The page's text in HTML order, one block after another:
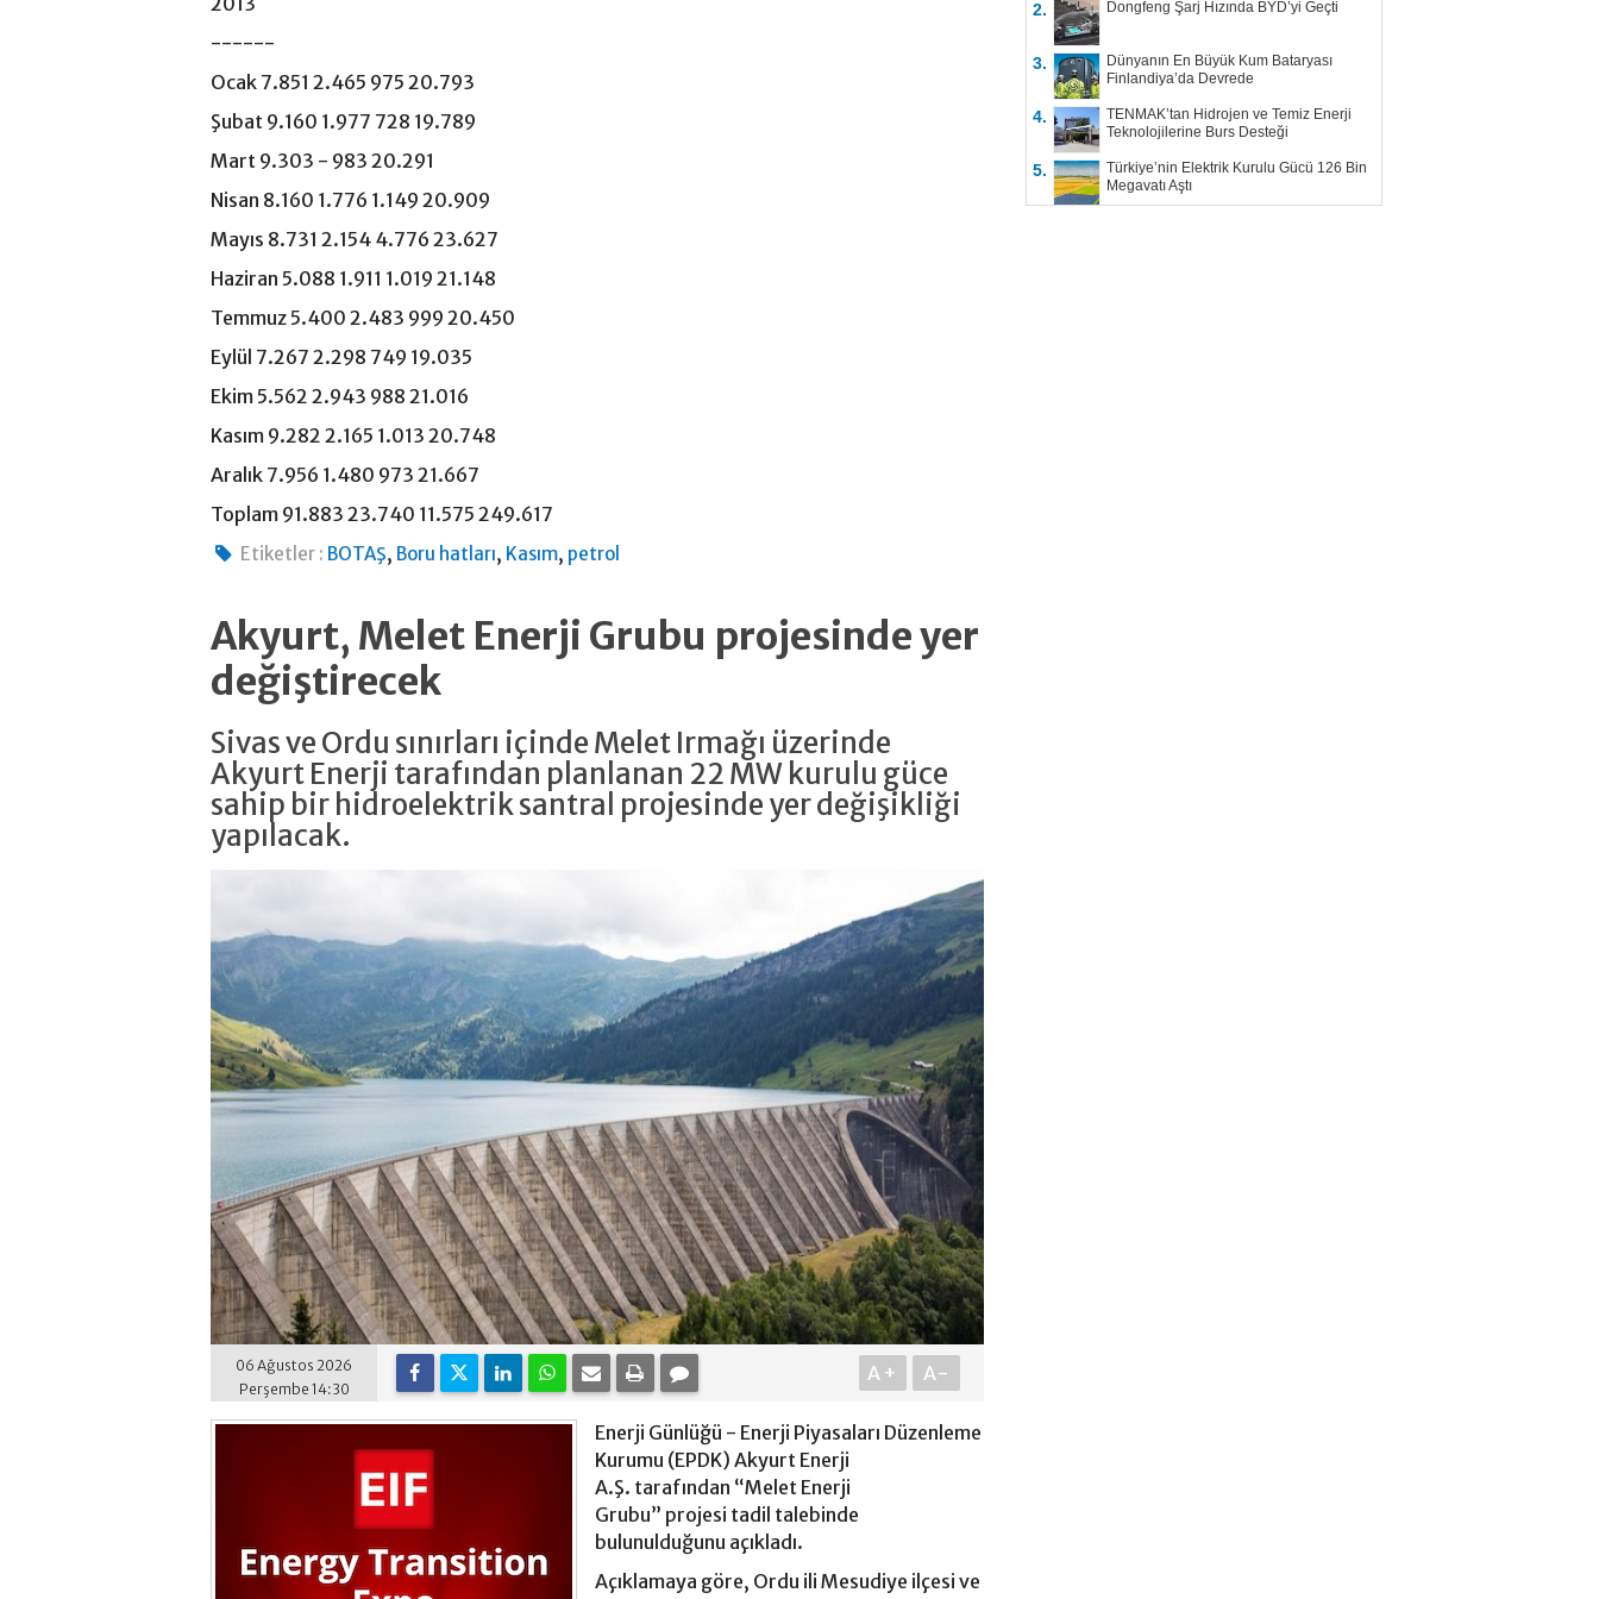
------
Ocak 7.851 2.465 975 20.793
Şubat 9.160 1.977 728 19.789
Mart 9.303 - 983 20.291
Nisan 8.160 1.776 1.149 20.909
Mayıs 8.731 2.154 4.776 23.627
Haziran 5.088 1.911 1.019 21.148
Temmuz 5.400 2.483 999 20.450
Eylül 7.267 2.298 749 19.035
Ekim 5.562 2.943 988 21.016
Kasım 9.282 2.165 1.013 20.748
Aralık 7.956 1.480 973 21.667
Toplam 91.883 23.740 11.575 249.617
Etiketler : BOTAŞ, Boru hatları, Kasım, petrol
Akyurt, Melet Enerji Grubu projesinde yer
değiştirecek
Sivas ve Ordu sınırları içinde Melet Irmağı üzerinde
Akyurt Enerji tarafından planlanan 22 MW kurulu güce
sahip bir hidroelektrik santral projesinde yer değişikliği
yapılacak.
06 Ağustos 2026
Perşembe 14:30
A+ A-
Enerji Günlüğü - Enerji Piyasaları Düzenleme
Kurumu (EPDK) Akyurt Enerji
A.Ş. tarafından “Melet Enerji
Grubu” projesi tadil talebinde
bulunulduğunu açıkladı.
Açıklamaya göre, Ordu ili Mesudiye ilçesi ve
2. Dongfeng Şarj Hızında BYD’yi Geçti
3.
Dünyanın En Büyük Kum Bataryası
Finlandiya’da Devrede
4.
TENMAK’tan Hidrojen ve Temiz Enerji
Teknolojilerine Burs Desteği
5.
Türkiye’nin Elektrik Kurulu Gücü 126 Bin
Megavatı Aştı